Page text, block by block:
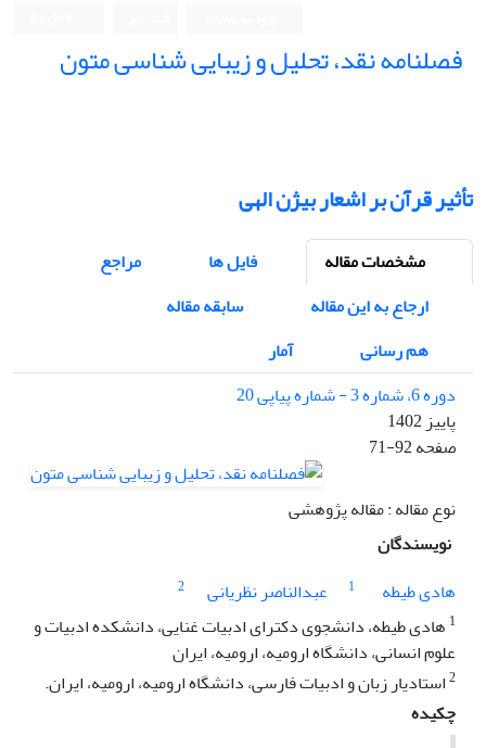
فصلنامه نقد، تحلیل و زیبایی شناسی متون
تأثیر قرآن بر اشعار بیژن الهی
مشخصات مقاله فایل ها
مراجع
ارجاع به این مقاله
سابقه مقاله
هم رسانی
آمار
دوره 6، شماره 3 - شماره پیاپی 20
پاییز 1402
صفحه71-92
نوع مقاله : مقاله پژوهشی
نویسندگان
هادی طیطه
1 عبدالناصر نظریانی
2
1 هادی طیطه، دانشجوی دکترای ادبیات غنایی، دانشکده ادبیات و
علوم انسانی، دانشگاه ارومیه، ارومیه، ایران
2استادیار زبان و ادبیات فارسی، دانشگاه ارومیه، ارومیه، ایران.
چکیده